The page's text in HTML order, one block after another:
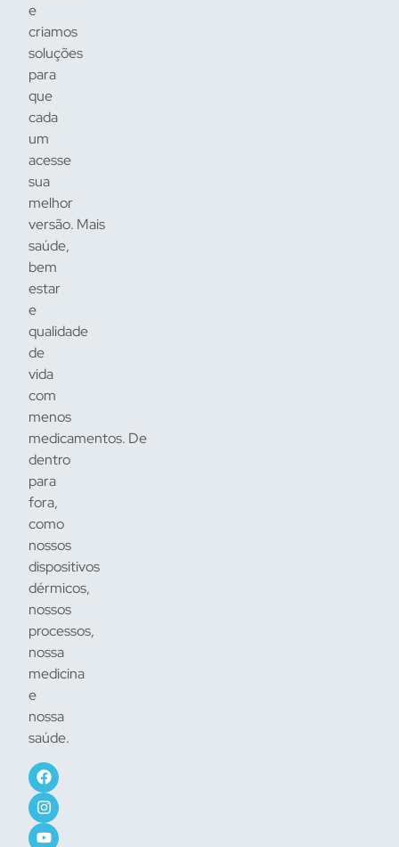
e
criamos
soluções
para
que
cada
um
acesse
sua
melhor
versão. Mais
saúde,
bem
estar
e
qualidade
de
vida
com
menos
medicamentos. De
dentro
para
fora,
como
nossos
dispositivos
dérmicos,
nossos
processos,
nossa
medicina
e
nossa
saúde.